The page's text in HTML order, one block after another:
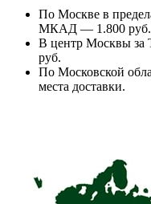
По Москве в
МКАД — 1.800 руб.
В центр Москвы за
руб.
По Московской
места доставки.